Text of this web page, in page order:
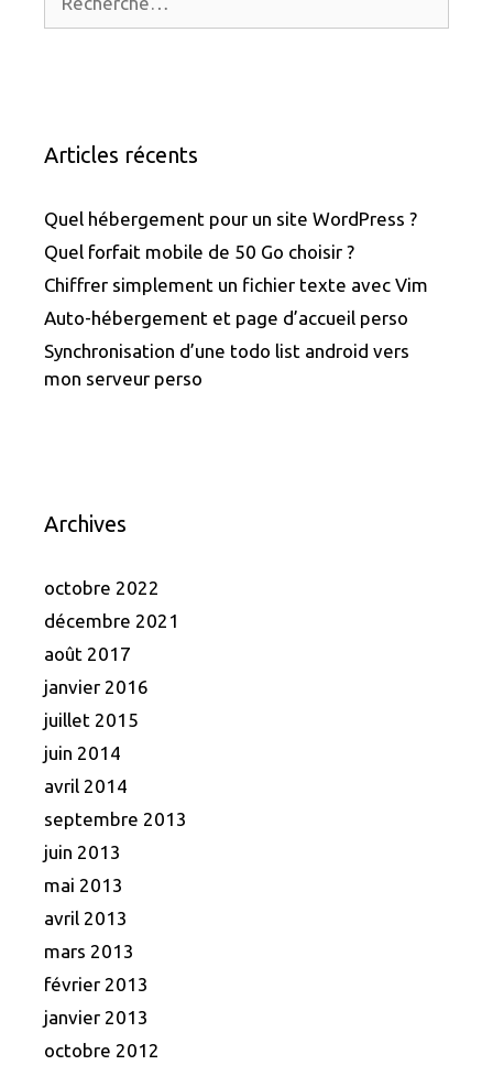
Articles récents
Quel hébergement pour un site WordPress ?
Quel forfait mobile de 50 Go choisir ?
Chiffrer simplement un fichier texte avec Vim
Auto-hébergement et page d’accueil perso
Synchronisation d’une todo list android vers
mon serveur perso
Archives
octobre 2022
décembre 2021
août 2017
janvier 2016
juillet 2015
juin 2014
avril 2014
septembre 2013
juin 2013
mai 2013
avril 2013
mars 2013
février 2013
janvier 2013
octobre 2012